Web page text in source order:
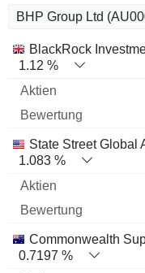
Name Aktien %
BlackRock
1.12 %
State Street Global
1.083 %
Commonwealth
0.7197 %